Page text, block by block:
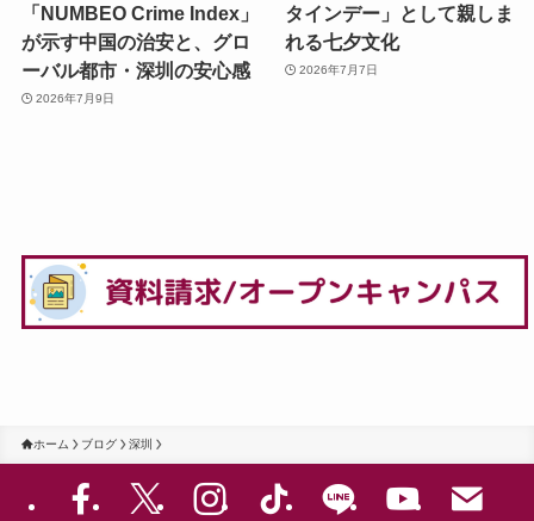
「NUMBEO Crime Index」
が示す中国の治安と、グロ
ーバル都市・深圳の安心感
2026年7月9日
タインデー」として親しま
れる七夕文化
2026年7月7日
ホーム ブログ 深圳